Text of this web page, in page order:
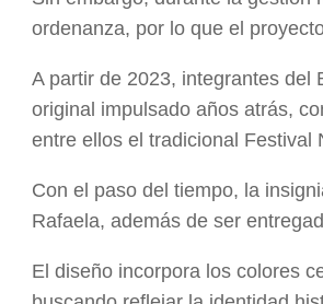
ordenanza, por lo que el
A partir de 2023, integrantes del
original impulsado años atrás,
entre ellos el tradicional Festival
Con el paso del tiempo, la
Rafaela, además de ser
El diseño incorpora los colores